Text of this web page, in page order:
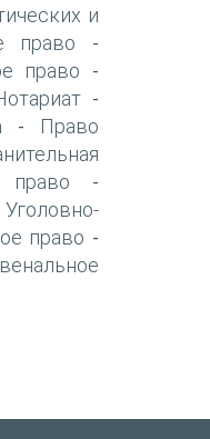
и
право -
право -
-
-
Право
право -
Уголовно-
право -